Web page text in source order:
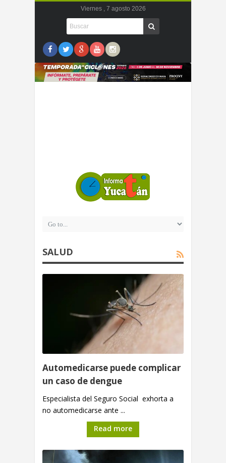
Viernes , 7 agosto 2026
SALUD
Automedicarse puede complicar
un caso de dengue
Especialista del Seguro Social exhorta a
no automedicarse ante ...
Read more